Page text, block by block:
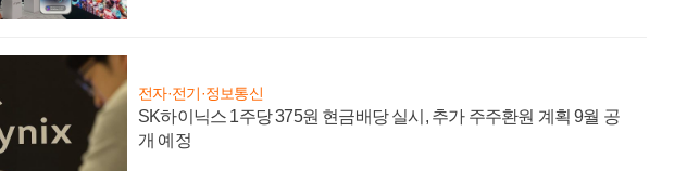
전자·전기·정보통신
SK하이닉스 1주당 375원 현금배당 실시, 추가 주주환원 계획 9월 공
개 예정